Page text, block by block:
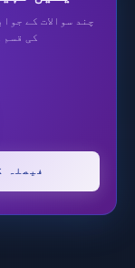
چند سوالات کے
کی قسم
فیصلہ